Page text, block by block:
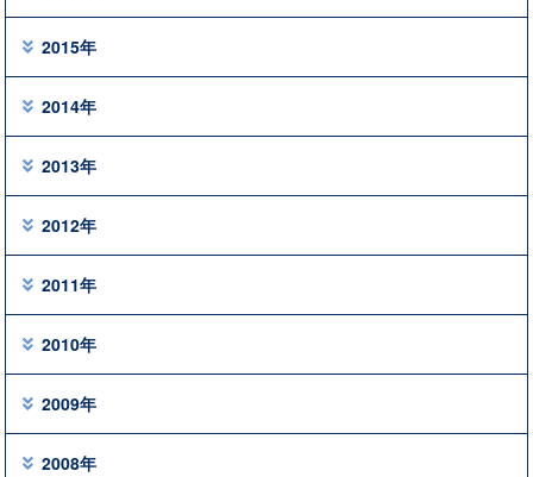
2015年
2014年
2013年
2012年
2011年
2010年
2009年
2008年